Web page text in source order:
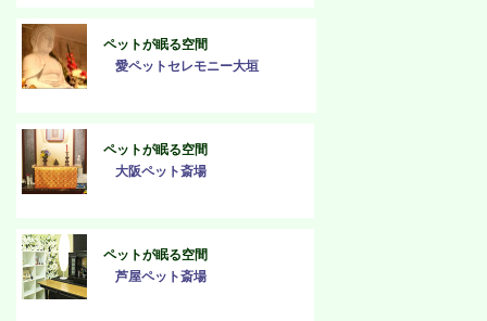
ペットが眠る空間
愛ペットセレモニー大垣
ペットが眠る空間
大阪ペット斎場
ペットが眠る空間
芦屋ペット斎場